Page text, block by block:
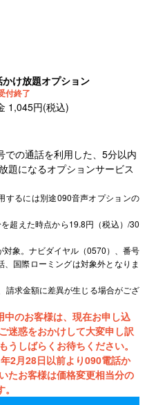
け放題オプション
付終了
1,045円(税込)
の通話を利用した、5分以内
題になるオプションサービス
するには別途090音声オプションの
超えた時点から19.8円（税込）/30
対象。ナビダイヤル（0570）、番号
国際ローミングは対象外となりま
請求金額に差異が生じる場合がござ
のお客様は、現在お申し込
迷惑をおかけして大変申し訳
うしばらくお待ちください。
2月28日以前より090電話か
たお客様は価格変更相当分の